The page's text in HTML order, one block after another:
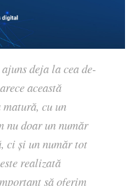
deja la cea de-
această
matură, cu un
nu doar un număr
ci și un număr tot
realizată
să oferim